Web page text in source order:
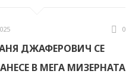
0
ДЖАФЕРОВИЧ СЕ
В МЕГА МИЗЕРНАТА